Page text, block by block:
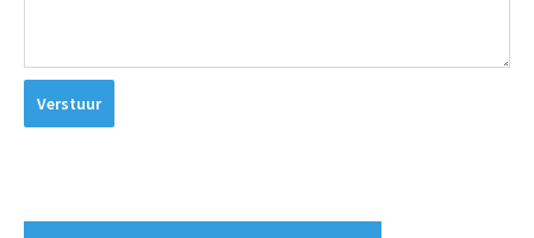
Verstuur